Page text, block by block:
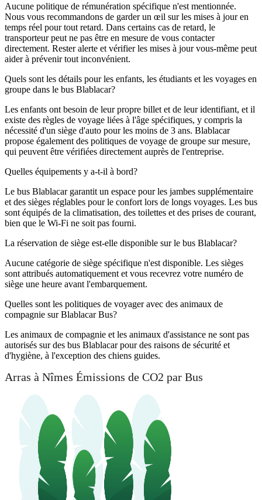
Aucune politique de rémunération spécifique n'est mentionnée.
Nous vous recommandons de garder un œil sur les mises à jour en
temps réel pour tout retard. Dans certains cas de retard, le
transporteur peut ne pas être en mesure de vous contacter
directement. Rester alerte et vérifier les mises à jour vous-même peut
aider à prévenir tout inconvénient.
Quels sont les détails pour les enfants, les étudiants et les voyages en
groupe dans le bus Blablacar?
Les enfants ont besoin de leur propre billet et de leur identifiant, et il
existe des règles de voyage liées à l'âge spécifiques, y compris la
nécessité d'un siège d'auto pour les moins de 3 ans. Blablacar
propose également des politiques de voyage de groupe sur mesure,
qui peuvent être vérifiées directement auprès de l'entreprise.
Quelles équipements y a-t-il à bord?
Le bus Blablacar garantit un espace pour les jambes supplémentaire
et des sièges réglables pour le confort lors de longs voyages. Les bus
sont équipés de la climatisation, des toilettes et des prises de courant,
bien que le Wi-Fi ne soit pas fourni.
La réservation de siège est-elle disponible sur le bus Blablacar?
Aucune catégorie de siège spécifique n'est disponible. Les sièges
sont attribués automatiquement et vous recevrez votre numéro de
siège une heure avant l'embarquement.
Quelles sont les politiques de voyager avec des animaux de
compagnie sur Blablacar Bus?
Les animaux de compagnie et les animaux d'assistance ne sont pas
autorisés sur des bus Blablacar pour des raisons de sécurité et
d'hygiène, à l'exception des chiens guides.
Arras à Nîmes Émissions de CO2 par Bus